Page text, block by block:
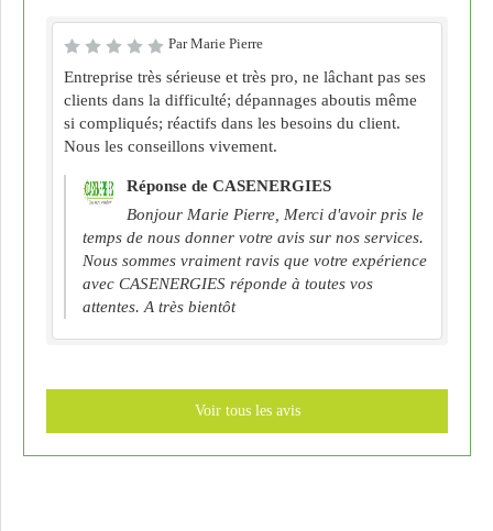
Par Marie Pierre
Entreprise très sérieuse et très pro, ne lâchant pas ses
clients dans la difficulté; dépannages aboutis même
si compliqués; réactifs dans les besoins du client.
Nous les conseillons vivement.
Réponse de CASENERGIES
Bonjour Marie Pierre, Merci d'avoir pris le
temps de nous donner votre avis sur nos services.
Nous sommes vraiment ravis que votre expérience
avec CASENERGIES réponde à toutes vos
attentes. A très bientôt
Voir tous les avis